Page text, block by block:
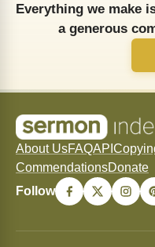
Everything we make
a generous
About UsFAQAPI
CommendationsDonate
Follow